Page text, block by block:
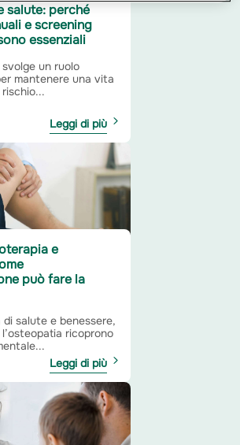
salute: perché
e screening
essenziali
un ruolo
mantenere una vita
Leggi di più
e
può fare la
di salute e benessere,
ricoprono
Leggi di più